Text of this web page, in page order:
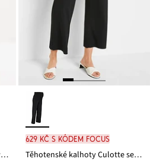
Kalhoty Culotte z elastické bavlněné směsi
629 Kč s kódem FOCUS
Těhotenské kalhoty Culotte se 7/8 délkou